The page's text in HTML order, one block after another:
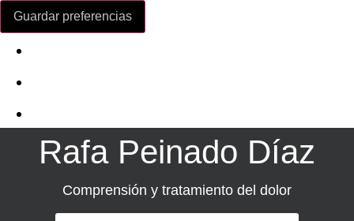
Guardar preferencias
Rafa Peinado Díaz
Comprensión y tratamiento del dolor